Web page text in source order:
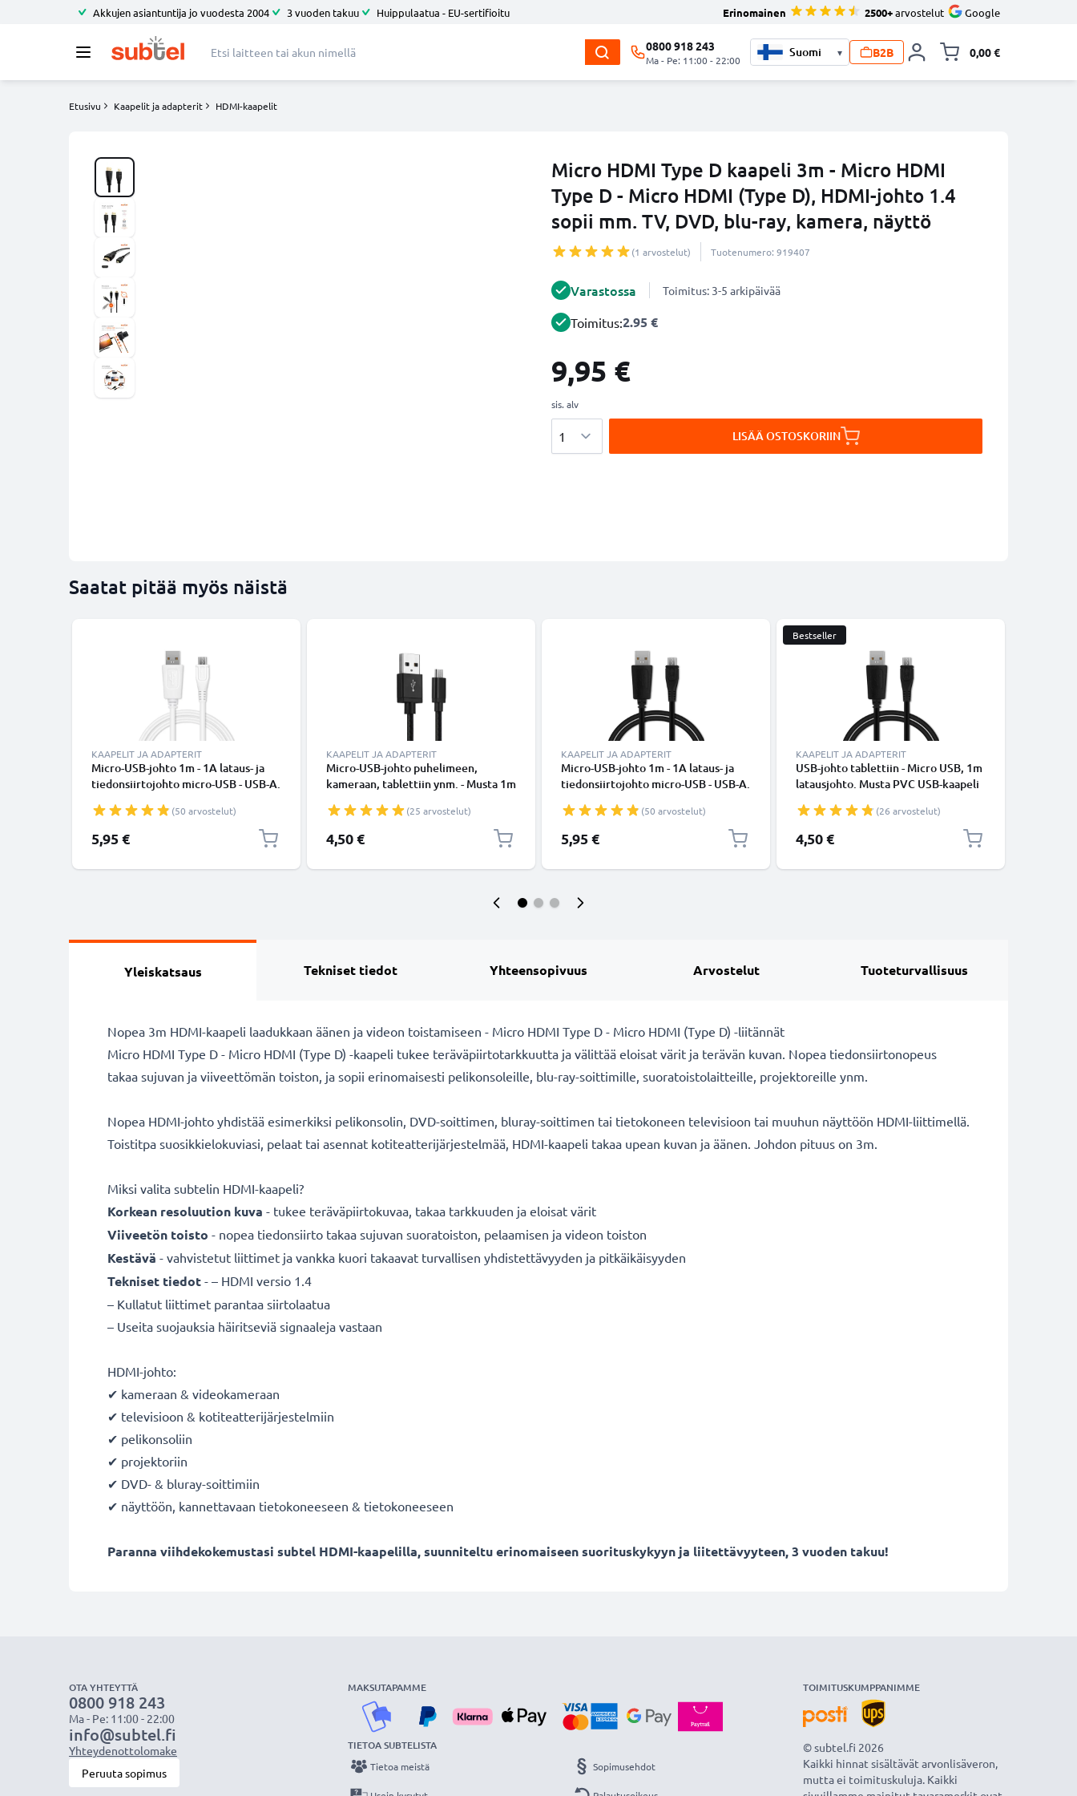
Akkujen asiantuntija jo vuodesta 2004 3 vuoden takuu Huippulaatua - EU-sertifioitu Erinomainen 2500+arvostelut Google
0800 918 243
Ma - Pe: 11:00 - 22:00
▾ B2B 0,00 €
Etusivu Kaapelit ja adapterit HDMI-kaapelit
Micro HDMI Type D kaapeli 3m - Micro HDMI
Type D - Micro HDMI (Type D), HDMI-johto 1.4
sopii mm. TV, DVD, blu-ray, kamera, näyttö
(1 arvostelut) Tuotenumero: 919407
Varastossa Toimitus: 3-5 arkipäivää
Toimitus:2.95 €
9,95 €
sis. alv
LISÄÄ OSTOSKORIIN
Saatat pitää myös näistä
KAAPELIT JA ADAPTERIT
Micro-USB-johto 1m - 1A lataus- ja
tiedonsiirtojohto micro-USB - USB-A.
(50 arvostelut)
5,95 €
KAAPELIT JA ADAPTERIT
Micro-USB-johto puhelimeen,
kameraan, tablettiin ynm. - Musta 1m
(25 arvostelut)
4,50 €
KAAPELIT JA ADAPTERIT
Micro-USB-johto 1m - 1A lataus- ja
tiedonsiirtojohto micro-USB - USB-A.
(50 arvostelut)
5,95 €
Bestseller
KAAPELIT JA ADAPTERIT
USB-johto tablettiin - Micro USB, 1m
latausjohto. Musta PVC USB-kaapeli
(26 arvostelut)
4,50 €
Yleiskatsaus Tekniset tiedot Yhteensopivuus Arvostelut Tuoteturvallisuus
Nopea 3m HDMI-kaapeli laadukkaan äänen ja videon toistamiseen - Micro HDMI Type D - Micro HDMI (Type D) -liitännät
Micro HDMI Type D - Micro HDMI (Type D) -kaapeli tukee teräväpiirtotarkkuutta ja välittää eloisat värit ja terävän kuvan. Nopea tiedonsiirtonopeus
takaa sujuvan ja viiveettömän toiston, ja sopii erinomaisesti pelikonsoleille, blu-ray-soittimille, suoratoistolaitteille, projektoreille ynm.
Nopea HDMI-johto yhdistää esimerkiksi pelikonsolin, DVD-soittimen, bluray-soittimen tai tietokoneen televisioon tai muuhun näyttöön HDMI-liittimellä.
Toistitpa suosikkielokuviasi, pelaat tai asennat kotiteatterijärjestelmää, HDMI-kaapeli takaa upean kuvan ja äänen. Johdon pituus on 3m.
Miksi valita subtelin HDMI-kaapeli?
Korkean resoluution kuva - tukee teräväpiirtokuvaa, takaa tarkkuuden ja eloisat värit
Viiveetön toisto - nopea tiedonsiirto takaa sujuvan suoratoiston, pelaamisen ja videon toiston
Kestävä - vahvistetut liittimet ja vankka kuori takaavat turvallisen yhdistettävyyden ja pitkäikäisyyden
Tekniset tiedot - – HDMI versio 1.4
– Kullatut liittimet parantaa siirtolaatua
– Useita suojauksia häiritseviä signaaleja vastaan
HDMI-johto:
✔ kameraan & videokameraan
✔ televisioon & kotiteatterijärjestelmiin
✔ pelikonsoliin
✔ projektoriin
✔ DVD- & bluray-soittimiin
✔ näyttöön, kannettavaan tietokoneeseen & tietokoneeseen
Paranna viihdekokemustasi subtel HDMI-kaapelilla, suunniteltu erinomaiseen suorituskykyyn ja liitettävyyteen, 3 vuoden takuu!
OTA YHTEYTTÄ
0800 918 243
Ma - Pe: 11:00 - 22:00
info@subtel.fi
Yhteydenottolomake
Peruuta sopimus
MAKSUTAPAMME
TIETOA SUBTELISTA
Tietoa meistä Sopimusehdot
TOIMITUSKUMPPANIMME
© subtel.fi 2026
Kaikki hinnat sisältävät arvonlisäveron,
mutta ei toimituskuluja. Kaikki